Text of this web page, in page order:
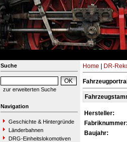
Suche
zur erweiterten Suche
Navigation
Geschichte & Hintergründe
Länderbahnen
DRG-Einheitslokomotiven
Home DR-
Hersteller:
Fabriknummer:
Baujahr: